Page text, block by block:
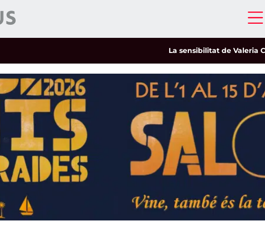
La sensibilitat de Valeria Castro